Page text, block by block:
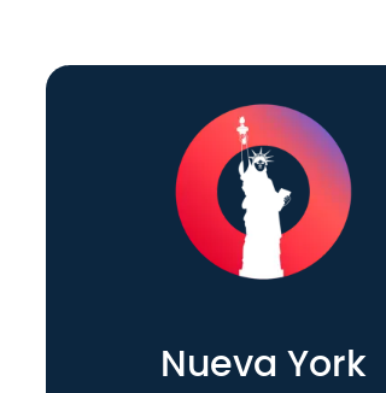
Nueva York